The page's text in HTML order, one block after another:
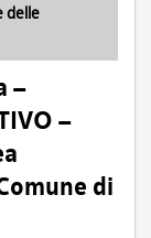
delle
–
–
di